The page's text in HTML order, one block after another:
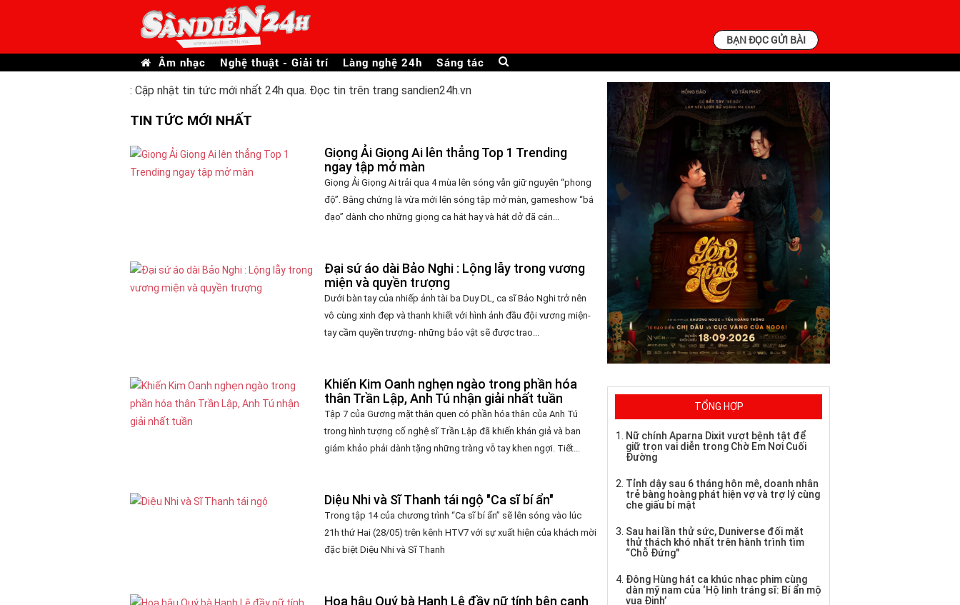
BẠN ĐỌC GỬI BÀI
Âm nhạc Nghệ thuật - Giải trí Làng nghệ 24h Sáng tác
: Cập nhật tin tức mới nhất 24h qua. Đọc tin trên trang sandien24h.vn
TIN TỨC MỚI NHẤT
Giọng Ải Giọng Ai lên thẳng Top 1 Trending
ngay tập mở màn
Giọng Ải Giọng Ai trải qua 4 mùa lên sóng vẫn giữ nguyên “phong
độ”. Bằng chứng là vừa mới lên sóng tập mở màn, gameshow “bá
đạo” dành cho những giọng ca hát hay và hát dở đã cán...
Đại sứ áo dài Bảo Nghi : Lộng lẫy trong vương
miện và quyền trượng
Dưới bàn tay của nhiếp ảnh tài ba Duy DL, ca sĩ Bảo Nghi trở nên
vô cùng xinh đẹp và thanh khiết với hình ảnh đầu đội vương miện-
tay cầm quyền trượng- những bảo vật sẽ được trao...
Khiến Kim Oanh nghẹn ngào trong phần hóa
thân Trần Lập, Anh Tú nhận giải nhất tuần
Tập 7 của Gương mặt thân quen có phần hóa thân của Anh Tú
trong hình tượng cố nghệ sĩ Trần Lập đã khiến khán giả và ban
giám khảo phải dành tặng những tràng vỗ tay khen ngợi. Tiết...
Diệu Nhi và Sĩ Thanh tái ngộ "Ca sĩ bí ẩn"
Trong tập 14 của chương trình “Ca sĩ bí ẩn” sẽ lên sóng vào lúc
21h thứ Hai (28/05) trên kênh HTV7 với sự xuất hiện của khách mời
đặc biệt Diệu Nhi và Sĩ Thanh
Hoa hậu Quý bà Hạnh Lê đầy nữ tính bên cạnh
TỔNG HỢP
Nữ chính Aparna Dixit vượt bệnh tật để
giữ trọn vai diễn trong Chờ Em Nơi Cuối
Đường
Tỉnh dậy sau 6 tháng hôn mê, doanh nhân
trẻ bàng hoàng phát hiện vợ và trợ lý cùng
che giấu bí mật
Sau hai lần thử sức, Duniverse đối mặt
thử thách khó nhất trên hành trình tìm
“Chỗ Đứng"
Đông Hùng hát ca khúc nhạc phim cùng
dàn mỹ nam của ‘Hộ linh tráng sĩ: Bí ẩn mộ
vua Đinh’